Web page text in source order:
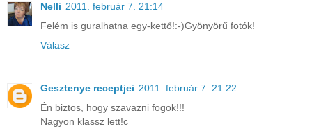
Nelli 2011. február 7. 21:14
Felém is guralhatna egy-kettő!:-)Gyönyörű fotók!
Válasz
Gesztenye receptjei 2011. február 7. 21:22
Én biztos, hogy szavazni fogok!!!
Nagyon klassz lett!c